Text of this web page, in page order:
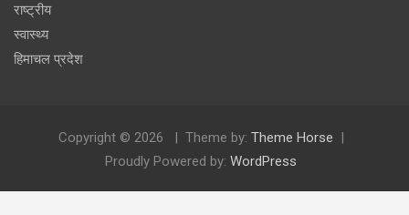
राष्ट्रीय
स्वास्थ्य
हिमाचल प्रदेश
Copyright © 2026 Theme by: Theme Horse
Proudly Powered by: WordPress